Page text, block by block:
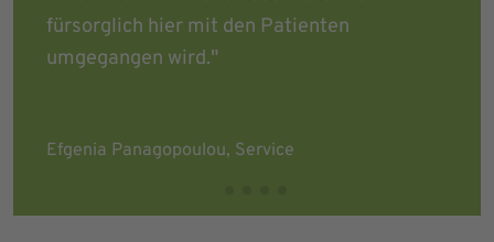
fürsorglich hier mit den Patienten
umgegangen wird."
Efgenia Panagopoulou, Service